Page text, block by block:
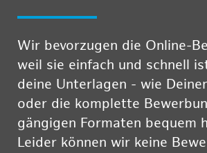
Wir bevorzugen die Online-
weil sie einfach und schnell
deine Unterlagen - wie
oder die komplette
gängigen Formaten bequem
Leider können wir keine